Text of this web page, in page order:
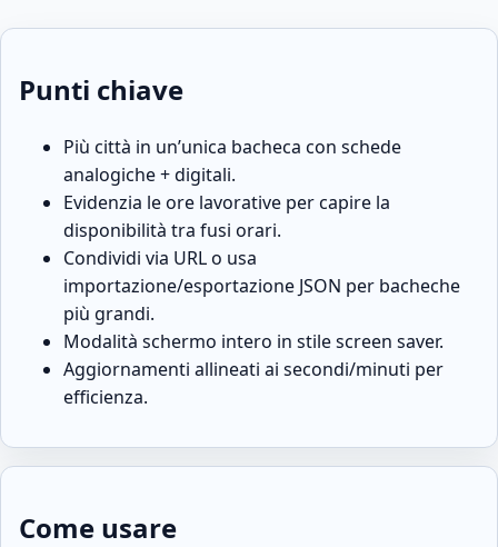
Punti chiave
Più città in un’unica bacheca con schede
analogiche + digitali.
Evidenzia le ore lavorative per capire la
disponibilità tra fusi orari.
Condividi via URL o usa
importazione/esportazione JSON per bacheche
più grandi.
Modalità schermo intero in stile screen saver.
Aggiornamenti allineati ai secondi/minuti per
efficienza.
Come usare